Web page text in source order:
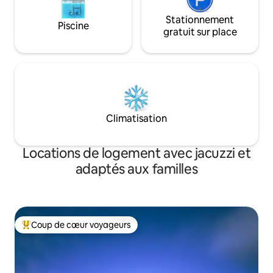
Piscine
Stationnement
gratuit sur place
Climatisation
Locations de logement avec jacuzzi et
adaptés aux familles
Coups de cœur voyageurs les plus appréciés
Coup de cœur voyageurs